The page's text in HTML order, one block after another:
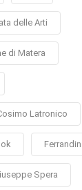
delle Arti
di Matera
Latronico
Spera